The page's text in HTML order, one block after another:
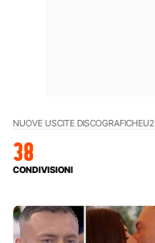
NUOVE USCITE DISCOGRAFICHEU2
38
CONDIVISIONI